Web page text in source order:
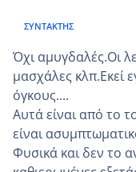
ΣΥΝΤΆΚΤΗΣ
Όχι αμυγδαλές.Οι
μασχάλες κλπ.Εκεί
όγκους....
Αυτά είναι από το
είναι
Φυσικά και δεν το